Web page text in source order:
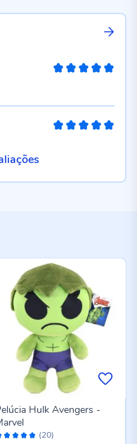
(20)
Hulk Avengers -